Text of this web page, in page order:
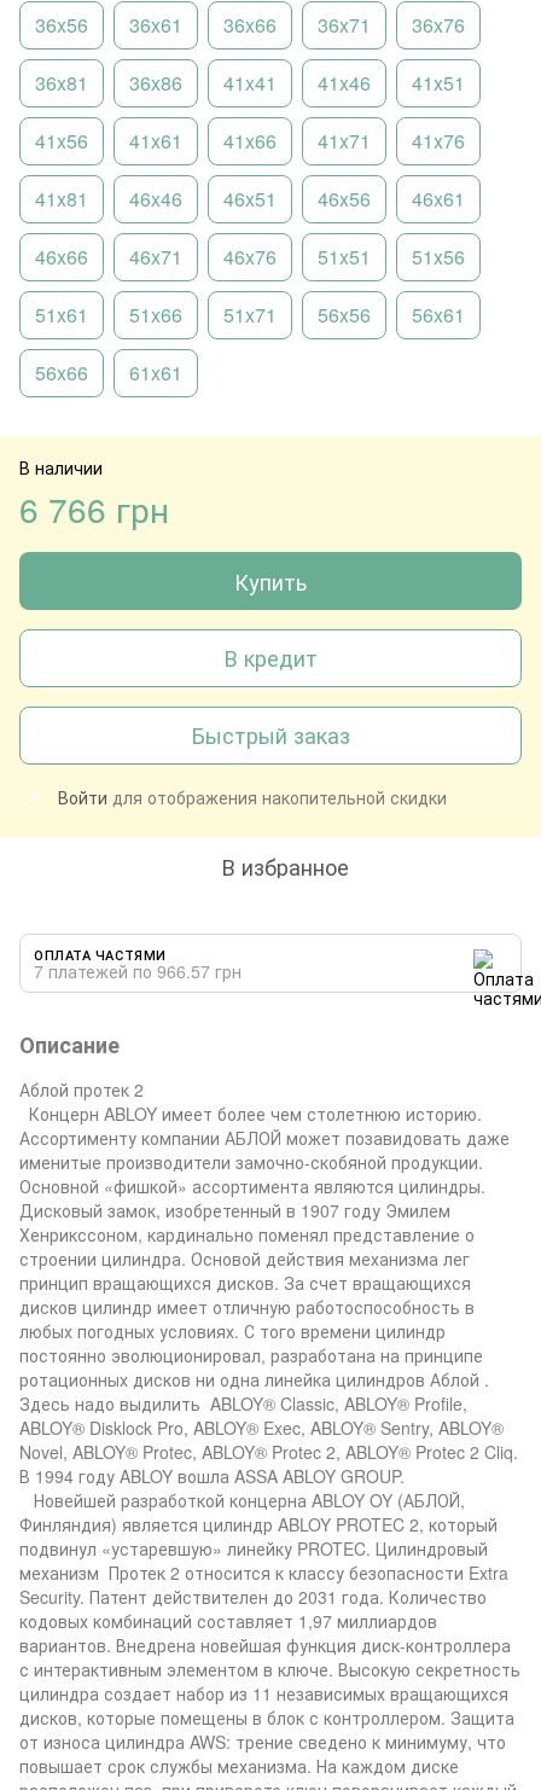
36x56 36x61 36x66 36x71 36x76
36x81 36x86 41x41 41x46 41x51
41x56 41x61 41x66 41x71 41x76
41x81 46x46 46x51 46x56 46x61
46x66 46x71 46x76 51x51 51x56
51x61 51x66 51x71 56x56 56x61
56x66 61x61
В наличии
6 766 грн
Купить
В кредит
Быстрый заказ
% Войти для отображения накопительной скидки
В избранное
ОПЛАТА ЧАСТЯМИ
7 платежей по 966.57 грн
Описание
Аблой протек 2
Концерн ABLOY имеет более чем столетнюю историю.
Ассортименту компании АБЛОЙ может позавидовать даже
именитые производители замочно-скобяной продукции.
Основной «фишкой» ассортимента являются цилиндры.
Дисковый замок, изобретенный в 1907 году Эмилем
Хенрикссоном, кардинально поменял представление о
строении цилиндра. Основой действия механизма лег
принцип вращающихся дисков. За счет вращающихся
дисков цилиндр имеет отличную работоспособность в
любых погодных условиях. С того времени цилиндр
постоянно эволюционировал, разработана на принципе
ротационных дисков ни одна линейка цилиндров Аблой .
Здесь надо выдилить ABLOY® Classic, ABLOY® Profile,
ABLOY® Disklock Pro, ABLOY® Exec, ABLOY® Sentry, ABLOY®
Novel, ABLOY® Protec, ABLOY® Protec 2, ABLOY® Protec 2 Cliq.
В 1994 году ABLOY вошла ASSA ABLOY GROUP.
Новейшей разработкой концерна ABLOY OY (АБЛОЙ,
Финляндия) является цилиндр ABLOY PROTEC 2, который
подвинул «устаревшую» линейку PROTEC. Цилиндровый
механизм Протек 2 относится к классу безопасности Extra
Security. Патент действителен до 2031 года. Количество
кодовых комбинаций составляет 1,97 миллиардов
вариантов. Внедрена новейшая функция диск-контроллера
с интерактивным элементом в ключе. Высокую секретность
цилиндра создает набор из 11 независимых вращающихся
дисков, которые помещены в блок с контроллером. Защита
от износа цилиндра AWS: трение сведено к минимуму, что
повышает срок службы механизма. На каждом диске